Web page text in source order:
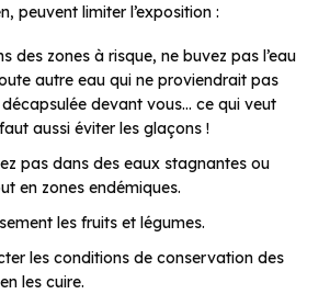
peuvent limiter l’exposition :
des zones à risque, ne buvez pas l’eau
autre eau qui ne proviendrait pas
décapsulée devant vous… ce qui veut
aussi éviter les glaçons !
pas dans des eaux stagnantes ou
en zones endémiques.
les fruits et légumes.
les conditions de conservation des
les cuire.